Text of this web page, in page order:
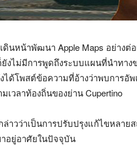
ดินหน้าพัฒนา Apple Maps อย่าง
งไม่มีการพูดถึงระบบแผนที่นำทาง
ได้โพสต์ข้อความที่อ้างว่าพบการอั
มเวลาท้องถิ่นของย่าน Cupertino
ล่าวว่าเป็นการปรับปรุงแก้ไขหลา
อยู่อาศัยในปัจจุบัน